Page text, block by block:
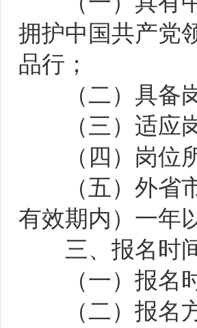
拥护中国共产党
品行；
（二）具备岗
（三）适应岗
（四）岗位所
（五）外省市
有效期内）一年
三、报名时
（一）报名时
（二）报名方